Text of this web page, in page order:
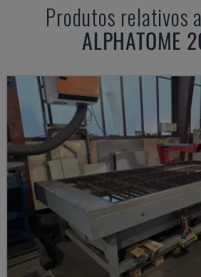
Produtos relativos a
ALPHATOME